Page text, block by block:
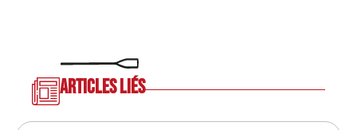
Articles liés